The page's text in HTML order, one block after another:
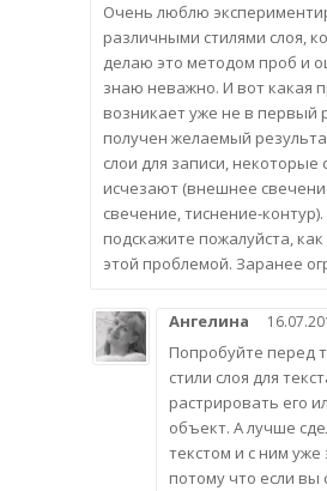
Очень люблю
различными стилями слоя,
делаю это методом проб и
знаю неважно. И вот какая
возникает уже не в первый
получен желаемый
слои для записи, некоторые
исчезают (внешнее
свечение, тиснение-
подскажите пожалуйста,
этой проблемой. Заранее
Ангелина
Попробуйте перед
стили слоя для
растрировать его
объект. А лучше
текстом и с ним
потому что если вы